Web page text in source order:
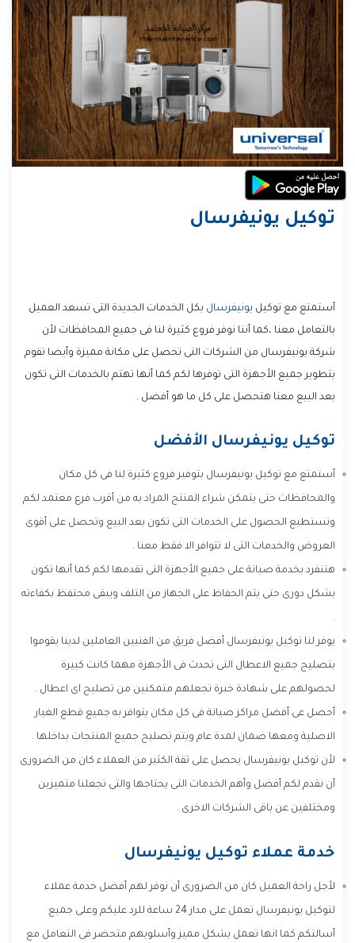
توكيل يونيفرسال
أستمتع مع توكيل يونيفرسال بكل الخدمات الجديدة التى تسعد العميل
بالتعامل معنا ،كما أننا نوفر فروع كثيرة لنا فى جميع المحافظات لأن
شركة يونيفرسال من الشركات التى تحصل على مكانة مميزة وأيضا تقوم
بتطوير جميع الأجهزة التى توفرها لكم كما أنها تهتم بالخدمات التى تكون
بعد البيع معنا هتحصل على كل ما هو أفضل .
توكيل يونيفرسال الأفضل
أستمتع مع توكيل يونيفرسال بتوفير فروع كثيرة لنا فى كل مكان
والمحافظات حتى يتمكن شراء المنتج المراد به من أقرب فرع معتمد لكم
وتستطيع الحصول على الخدمات التى تكون بعد البيع وتحصل على أقوى
العروض والخدمات التى لا تتوافر الا فقط معنا .
هتنفرد بخدمة صيانة على جميع الأجهزة التى تقدمها لكم كما أنها تكون
بشكل دورى حتى يتم الحفاظ على الجهاز من التلف ويبقى محتفظ بكفاءته
.
يوفر لنا توكيل يونيفرسال أفضل فريق من الفنيين العاملين لدينا يقوموا
بتصليح جميع الاعطال التى تحدث فى الأجهزة مهما كانت كبيرة
لحصولهم على شهادة خبرة تجعلهم متمكنين من تصليح اى اعطال .
أحصل عى أفضل مراكز صيانة فى كل مكان يتوافر به جميع قطع الغيار
الاصلية ومعها ضمان لمدة عام ويتم تصليح جميع المنتجات بداخلها .
لأن توكيل يونيفرسال يحصل على ثقة الكثير من العملاء كان من الضرورى
أن نقدم لكم أفضل وأهم الخدمات التى يحتاجها والتى تجعلنا متميزين
ومختلفين عن باقى الشركات الاخرى .
خدمة عملاء توكيل يونيفرسال
لأجل راحة العميل كان من الضرورى أن نوفر لهم أفضل خدمة عملاء
لتوكيل يونيفرسال تعمل على مدار 24 ساعة للرد عليكم وعلى جميع
أسالتكم كما انها تعمل بشكل مميز وأسلوبهم متحضر فى التعامل مع